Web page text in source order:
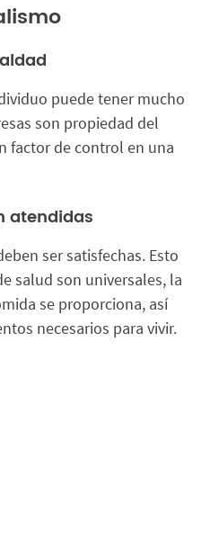
puede tener mucho
son propiedad del
factor de control en una
atendidas
ser satisfechas. Esto
salud son universales, la
se proporciona, así
necesarios para vivir.